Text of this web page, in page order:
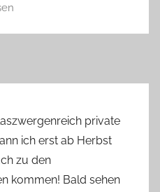
private
ich erst ab Herbst
zu den
kommen! Bald sehen